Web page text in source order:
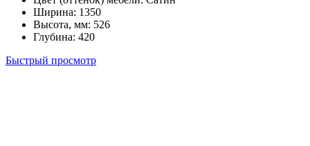
Ширина: 1350
Высота, мм: 526
Глубина: 420
Быстрый просмотр